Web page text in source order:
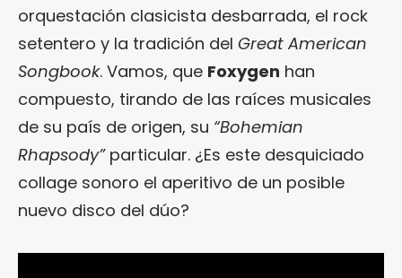
orquestación clasicista desbarrada, el rock
setentero y la tradición del Great American
Songbook. Vamos, que Foxygen han
compuesto, tirando de las raíces musicales
de su país de origen, su “Bohemian
Rhapsody”particular. ¿Es este desquiciado
collage sonoro el aperitivo de un posible
nuevo disco del dúo?